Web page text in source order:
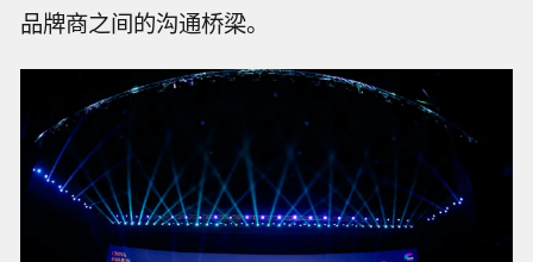
品牌商之间的沟通桥梁。